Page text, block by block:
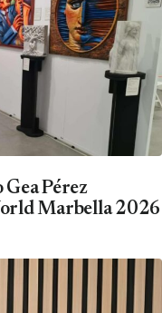
Pérez
Marbella 2026